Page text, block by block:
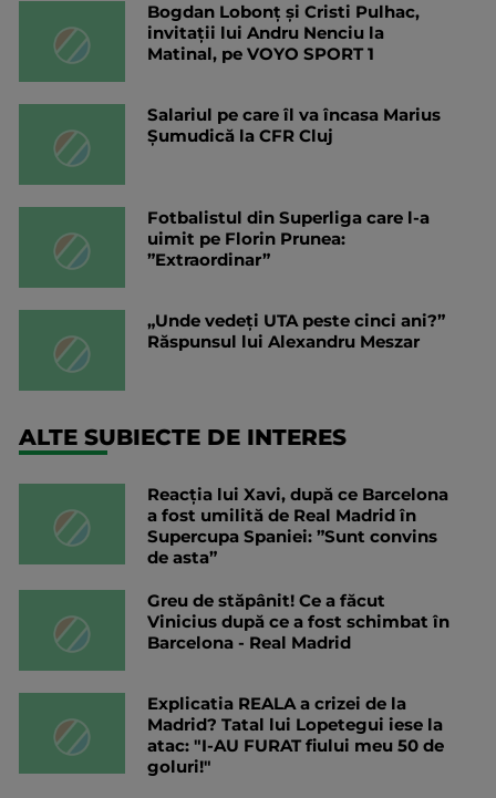
Bogdan Lobonț și Cristi Pulhac,
invitații lui Andru Nenciu la
Matinal, pe VOYO SPORT 1
Salariul pe care îl va încasa Marius
Șumudică la CFR Cluj
Fotbalistul din Superliga care l-a
uimit pe Florin Prunea:
”Extraordinar”
„Unde vedeți UTA peste cinci ani?”
Răspunsul lui Alexandru Meszar
ALTE SUBIECTE DE INTERES
Reacția lui Xavi, după ce Barcelona
a fost umilită de Real Madrid în
Supercupa Spaniei: ”Sunt convins
de asta”
Greu de stăpânit! Ce a făcut
Vinicius după ce a fost schimbat în
Barcelona - Real Madrid
Explicatia REALA a crizei de la
Madrid? Tatal lui Lopetegui iese la
atac: "I-AU FURAT fiului meu 50 de
goluri!"